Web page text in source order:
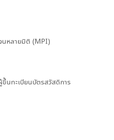
นหลายมิติ (MPI)
นทะเบียนบัตรสวัสดิการ